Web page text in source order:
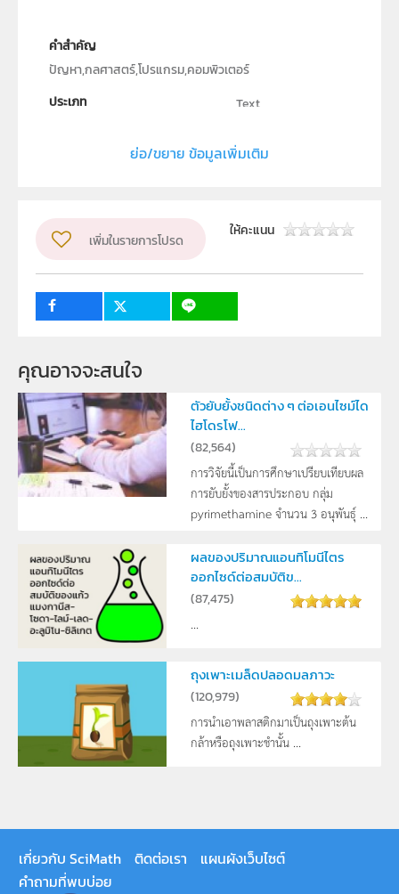
คำสำคัญ
ปัญหา,กลศาสตร์,โปรแกรม,คอมพิวเตอร์
ประเภท
Text
ภาควิชาฟิสิกส์ คณะวิทยาศาสตร์ มหาวิทยาลัยทักษิณ
ระดับชั้น
ม.4, ม.5, ม.6
ย่อ/ขยาย ข้อมูลเพิ่มเติม
เพิ่มในรายการโปรด
ให้คะแนน
คุณอาจจะสนใจ
ตัวยับยั้งชนิดต่าง ๆ ต่อเอนไซม์ได
ไฮโดรโฟ...
(82,564)
การวิจัยนี้เป็นการศึกษาเปรียบเทียบผล
การยับยั้งของสารประกอบ กลุ่ม
pyrimethamine จำนวน 3 อนุพันธุ์ ...
ผลของปริมาณแอนทิโมนีไตร
ออกไซด์ต่อสมบัติข...
(87,475)
...
ถุงเพาะเมล็ดปลอดมลภาวะ
(120,979)
การนำเอาพลาสติกมาเป็นถุงเพาะต้น
กล้าหรือถุงเพาะชำนั้น ...
เกี่ยวกับ SciMath ติดต่อเรา
แผนผังเว็บไซต์
คำถามที่พบบ่อย